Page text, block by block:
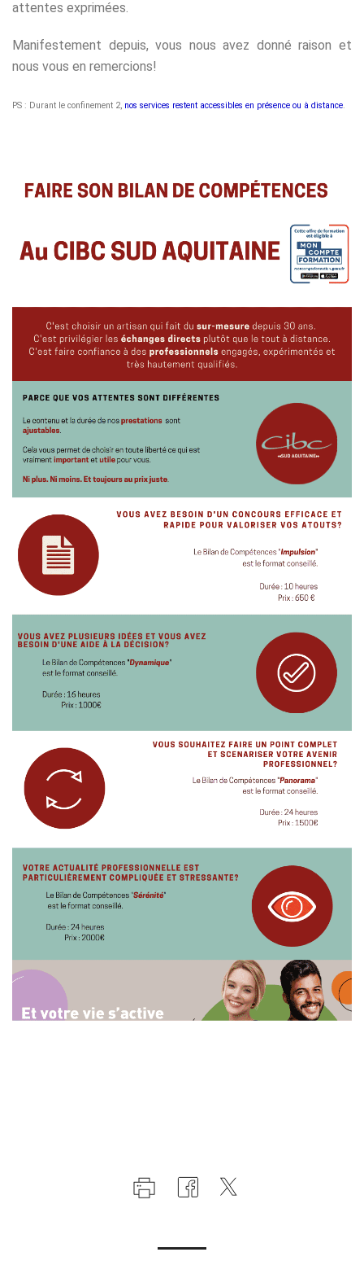
attentes exprimées.
Manifestement depuis, vous nous avez donné raison et
nous vous en remercions!
PS : Durant le confinement 2, nos services restent accessibles en présence ou à distance.